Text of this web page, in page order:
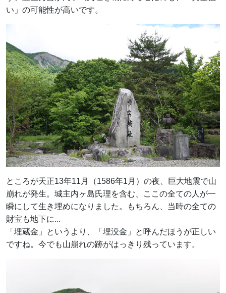
い」の可能性が高いです。
ところが天正13年11月（1586年1月）の夜、巨大地震で山
崩れが発生。城主内ヶ島氏理を含む、ここの全ての人が一
瞬にして生き埋めになりました。もちろん、当時の全ての
財宝も地下に...
「埋蔵金」というより、「埋没金」と呼んだほうが正しい
ですね。今でも山崩れの跡がはっきり残っています。